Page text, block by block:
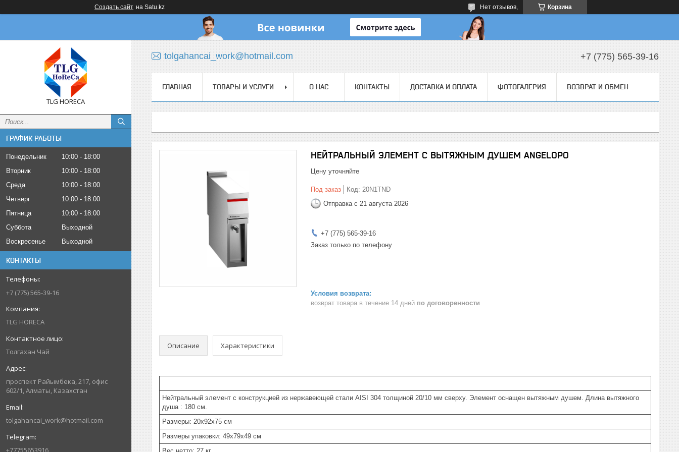
Создать сайт на Satu.kz Корзина
Нет отзывов,
TLG HORECA
ГРАФИК РАБОТЫ
Понедельник 10:00
18:00
Вторник
10:00
18:00
Среда
10:00
18:00
Четверг
10:00
18:00
Пятница
10:00
18:00
Суббота
Выходной
Воскресенье
Выходной
КОНТАКТЫ
+7 (775) 565-39-16
TLG HORECA
Толгахан Чай
проспект Райымбека, 217, офис
602/1, Алматы, Казахстан
tolgahancai_work@hotmail.com
+77755653916
tolgahancai_work@hotmail.com +7 (775) 565-39-16
ГЛАВНАЯ ТОВАРЫ И УСЛУГИ О НАС КОНТАКТЫ ДОСТАВКА И ОПЛАТА ФОТОГАЛЕРИЯ ВОЗВРАТ И ОБМЕН
НЕЙТРАЛЬНЫЙ ЭЛЕМЕНТ С ВЫТЯЖНЫМ ДУШЕМ ANGELOPO
Цену уточняйте
Под заказ Код: 20N1TND
Отправка с 21 августа 2026
+7 (775) 565-39-16
Заказ только по телефону
возврат товара в течение 14 дней по договоренности
Описание Характеристики
Нейтральный элемент с конструкцией из нержавеющей стали AISI 304 толщиной 20/10 мм сверху. Элемент оснащен вытяжным душем. Длина вытяжного
душа : 180 см.
Размеры: 20x92x75 см
Размеры упаковки: 49x79x49 см